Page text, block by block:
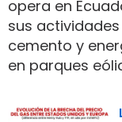
opera en
sus
cemento y
en parques